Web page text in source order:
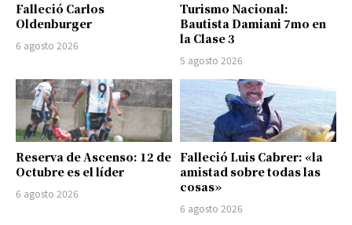
Falleció Carlos
Oldenburger
6 agosto 2026
Turismo Nacional:
Bautista Damiani 7mo en
la Clase 3
5 agosto 2026
Reserva de Ascenso: 12 de
Octubre es el líder
6 agosto 2026
Falleció Luis Cabrer: «la
amistad sobre todas las
cosas»
6 agosto 2026